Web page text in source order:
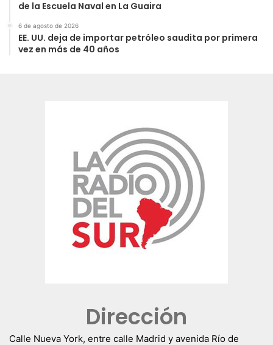
de la Escuela Naval en La Guaira
6 de agosto de 2026
EE. UU. deja de importar petróleo saudita por primera
vez en más de 40 años
Dirección
Calle Nueva York, entre calle Madrid y avenida Río de